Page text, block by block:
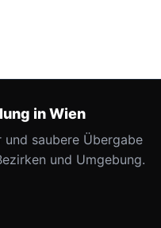
in Wien
saubere Übergabe
und Umgebung.